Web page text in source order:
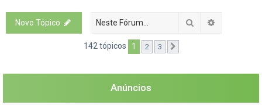
Novo Tópico Pesquisar
142 tópicos 1 2 3
Anúncios